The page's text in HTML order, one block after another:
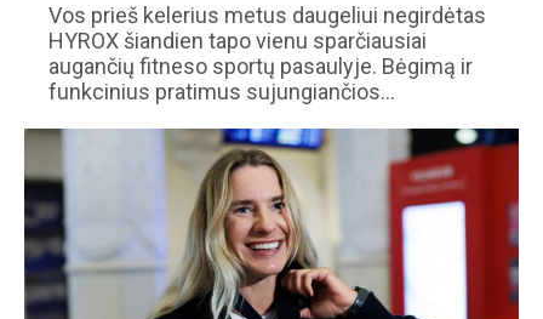
Vos prieš kelerius metus daugeliui negirdėtas
HYROX šiandien tapo vienu sparčiausiai
augančių fitneso sportų pasaulyje. Bėgimą ir
funkcinius pratimus sujungiančios…